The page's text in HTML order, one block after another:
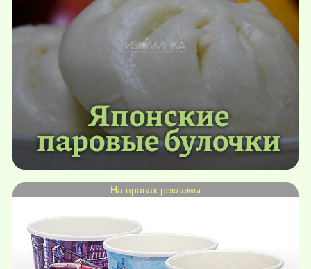
Японские
паровые булочки
На правах рекламы